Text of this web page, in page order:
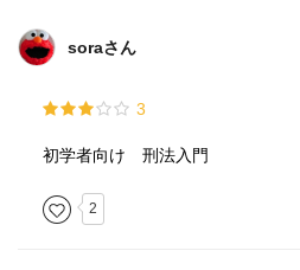
soraさん
3
初学者向け 刑法入門
2